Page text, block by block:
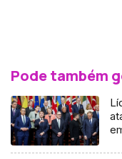
Pode também